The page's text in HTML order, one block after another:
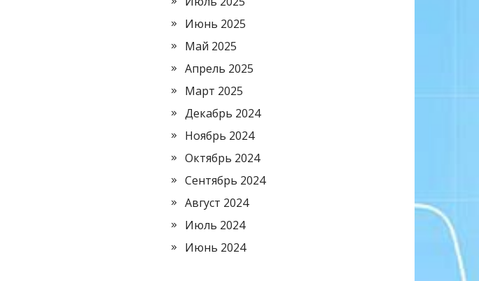
Июнь 2025
Май 2025
Апрель 2025
Март 2025
Декабрь 2024
Ноябрь 2024
Октябрь 2024
Сентябрь 2024
Август 2024
Июль 2024
Июнь 2024